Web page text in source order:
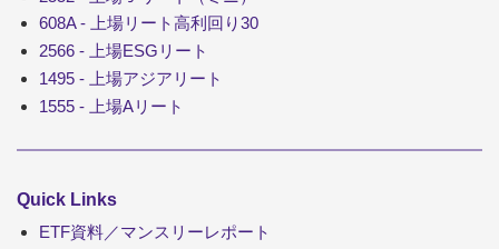
608A - 上場リート高利回り30
2566 - 上場ESGリート
1495 - 上場アジアリート
1555 - 上場Aリート
Quick Links
ETF資料／マンスリーレポート